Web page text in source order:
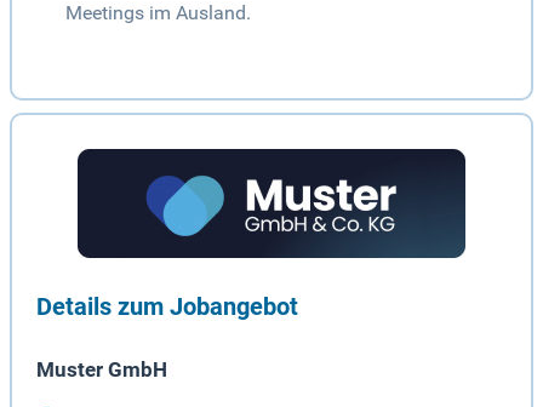
Meetings im Ausland.
Details zum Jobangebot
Muster GmbH